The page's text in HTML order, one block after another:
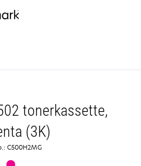
tonerkassette,
(3K)
C500H2MG